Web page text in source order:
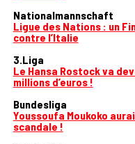
Nationalmannschaft
Ligue des Nations : un
contre l’Italie
3.Liga
Le Hansa Rostock va
millions d’euros !
Bundesliga
Youssoufa Moukoko
scandale !